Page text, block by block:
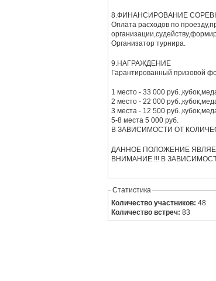
8.ФИНАНСИРОВАНИЕ
Организатор турнира.
9.НАГРАЖДЕНИЕ
1 место - 33 000
2 место - 22 000
3 места - 12 500
5-8 места 5 000 руб.
В ЗАВИСИМОСТИ ОТ
ДАННОЕ ПОЛОЖЕНИЕ
ВНИМАНИЕ !!! В
Статистика
Количество участников:48
Количество встреч:83